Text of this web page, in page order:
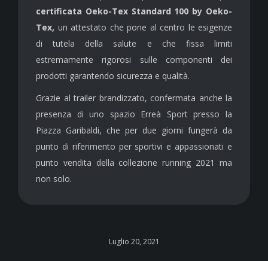
certificata Oeko-Tex Standard 100 by Oeko-
Tex, un attestato che pone al centro le esigenze
di tutela della salute e che fissa limiti
estremamente rigorosi sulle componenti dei
prodotti garantendo sicurezza e qualità.
Grazie al trailer brandizzato, confermata anche la
presenza di uno spazio Erreà Sport presso la
Piazza Garibaldi, che per due giorni fungerà da
punto di riferimento per sportivi e appassionati e
punto vendita della collezione running 2021 ma
non solo.
Luglio 20, 2021